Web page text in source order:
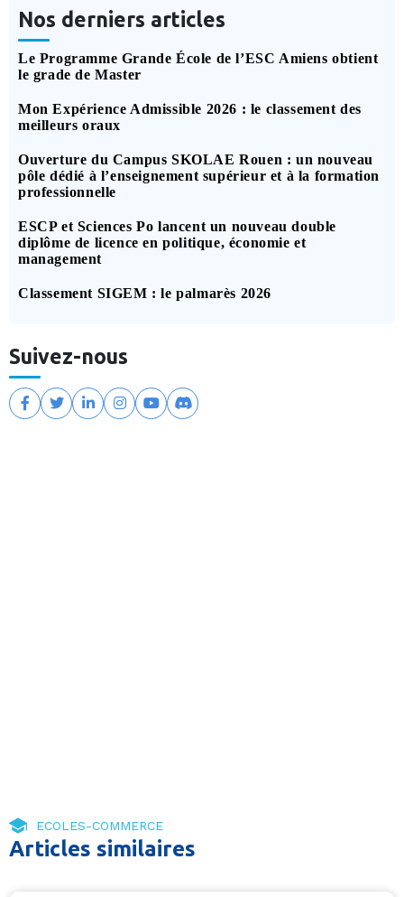
Nos derniers articles
Le Programme Grande École de l’ESC Amiens obtient
le grade de Master
Mon Expérience Admissible 2026 : le classement des
meilleurs oraux
Ouverture du Campus SKOLAE Rouen : un nouveau
pôle dédié à l’enseignement supérieur et à la formation
professionnelle
ESCP et Sciences Po lancent un nouveau double
diplôme de licence en politique, économie et
management
Classement SIGEM : le palmarès 2026
Suivez-nous
ECOLES-COMMERCE
Articles similaires